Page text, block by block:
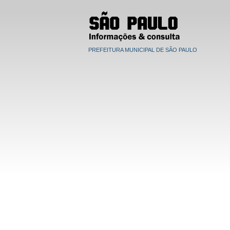
PREFEITURA MUNICIPAL DE SÃO PAULO